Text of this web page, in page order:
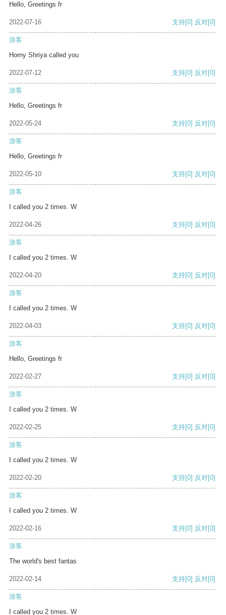
Hello, Greetings fr
2022-07-16 支持[0] 反对[0]
游客
Horny Shriya called you
2022-07-12 支持[0] 反对[0]
游客
Hello, Greetings fr
2022-05-24 支持[0] 反对[0]
游客
Hello, Greetings fr
2022-05-10 支持[0] 反对[0]
游客
I called you 2 times. W
2022-04-26 支持[0] 反对[0]
游客
I called you 2 times. W
2022-04-20 支持[0] 反对[0]
游客
I called you 2 times. W
2022-04-03 支持[0] 反对[0]
游客
Hello, Greetings fr
2022-02-27 支持[0] 反对[0]
游客
I called you 2 times. W
2022-02-25 支持[0] 反对[0]
游客
I called you 2 times. W
2022-02-20 支持[0] 反对[0]
游客
I called you 2 times. W
2022-02-16 支持[0] 反对[0]
游客
The world's best fantas
2022-02-14 支持[0] 反对[0]
游客
I called you 2 times. W